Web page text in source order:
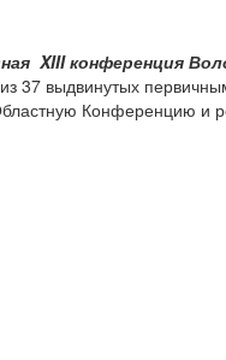
XIII конференция
37 выдвинутых
Конференцию и